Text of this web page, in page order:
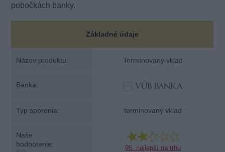
pobočkách banky.
Základné údaje
Názov produktu: Termínovaný vklad
Banka:
Typ sporenia: terminovaný vklad
Naše
hodnotenie:
95. najlepší na trhu